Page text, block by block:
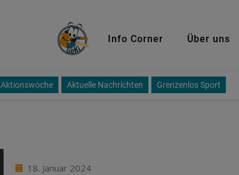
GeKi Info Corner Über uns
Aktionswoche Aktuelle Nachrichten Grenzenlos Sport
18. Januar 2024